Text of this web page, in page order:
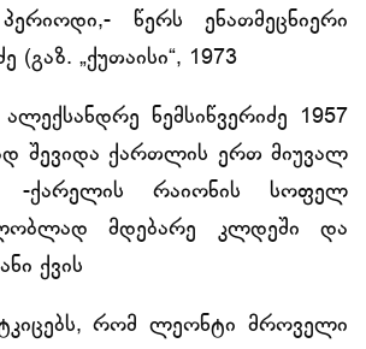
წერს ენათმეცნიერი
(გაზ. „ქუთაისი“, 1973
ნემსიწვერიძე 1957
შევიდა ქართლის ერთ მიუვალ
-ქარელის რაიონის სოფელ
მდებარე კლდეში და
ქვის
რომ ლეონტი მროველი